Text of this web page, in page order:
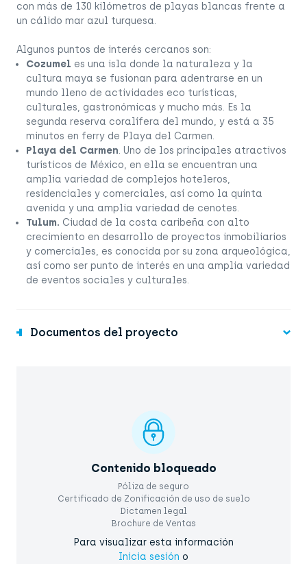
con más de 130 kilómetros de playas blancas frente a
un cálido mar azul turquesa.
Algunos puntos de interés cercanos son:
Cozumel es una isla donde la naturaleza y la
cultura maya se fusionan para adentrarse en un
mundo lleno de actividades eco turísticas,
culturales, gastronómicas y mucho más. Es la
segunda reserva coralífera del mundo, y está a 35
minutos en ferry de Playa del Carmen.
Playa del Carmen. Uno de los principales atractivos
turísticos de México, en ella se encuentran una
amplia variedad de complejos hoteleros,
residenciales y comerciales, así como la quinta
avenida y una amplia variedad de cenotes.
Tulum. Ciudad de la costa caribeña con alto
crecimiento en desarrollo de proyectos inmobiliarios
y comerciales, es conocida por su zona arqueológica,
así como ser punto de interés en una amplia variedad
de eventos sociales y culturales.
Documentos del proyecto
Contenido bloqueado
Póliza de seguro
Certificado de Zonificación de uso de suelo
Dictamen legal
Brochure de Ventas
Para visualizar esta información
Inicia sesión o